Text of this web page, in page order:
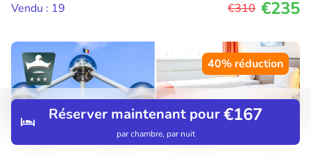
Rechercher Réservations
Réserver maintenant pour€167
par chambre, par nuit
Vendu : 19
€310 €235
40% réduction